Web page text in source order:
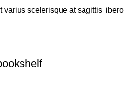
scelerisque at sagittis